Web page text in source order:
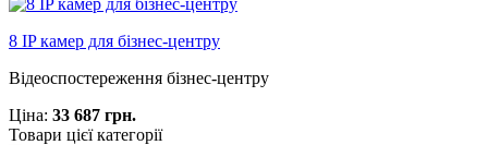
8 IP камер для бізнес-центру
Відеоспостереження бізнес-центру
Ціна: 33 687 грн.
Товари цієї категорії